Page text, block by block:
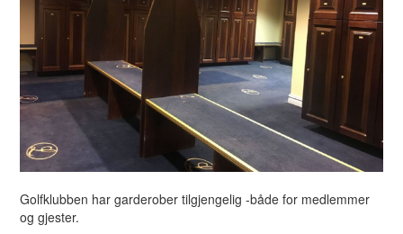
Golfklubben har garderober tilgjengelig -både for medlemmer
og gjester.